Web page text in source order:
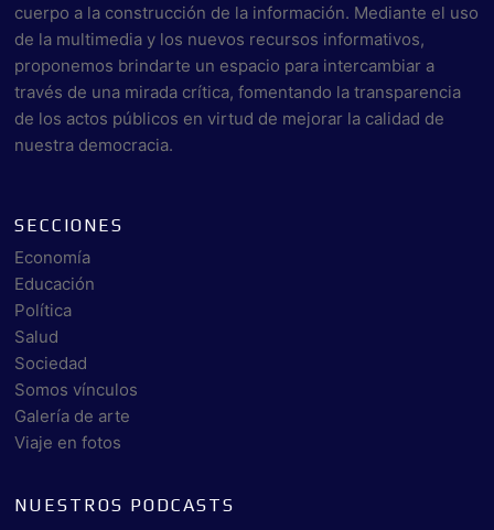
cuerpo a la construcción de la información. Mediante el uso
de la multimedia y los nuevos recursos informativos,
proponemos brindarte un espacio para intercambiar a
través de una mirada crítica, fomentando la transparencia
de los actos públicos en virtud de mejorar la calidad de
nuestra democracia.
SECCIONES
Economía
Educación
Política
Salud
Sociedad
Somos vínculos
Galería de arte
Viaje en fotos
NUESTROS PODCASTS